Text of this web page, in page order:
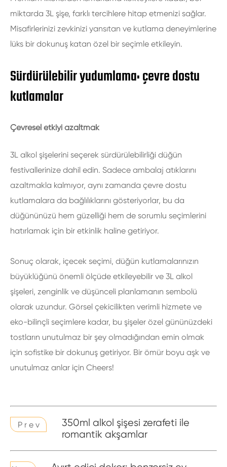
miktarda 3L şişe, farklı tercihlere hitap etmenizi sağlar.
Misafirlerinizi zevkinizi yansıtan ve kutlama deneyimlerine
lüks bir dokunuş katan özel bir seçimle etkileyin.
Sürdürülebilir yudumlama: çevre dostu
kutlamalar
Çevresel etkiyi azaltmak
3L alkol şişelerini seçerek sürdürülebilirliği düğün
festivallerinize dahil edin. Sadece ambalaj atıklarını
azaltmakla kalmıyor, aynı zamanda çevre dostu
kutlamalara da bağlılıklarını gösteriyorlar, bu da
düğününüzü hem güzelliği hem de sorumlu seçimlerini
hatırlamak için bir etkinlik haline getiriyor.
Sonuç olarak, içecek seçimi, düğün kutlamalarınızın
büyüklüğünü önemli ölçüde etkileyebilir ve 3L alkol
şişeleri, zenginlik ve düşünceli planlamanın sembolü
olarak uzundur. Görsel çekicilikten verimli hizmete ve
eko-bilinçli seçimlere kadar, bu şişeler özel gününüzdeki
tostların unutulmaz bir şey olmadığından emin olmak
için sofistike bir dokunuş getiriyor. Bir ömür boyu aşk ve
unutulmaz anlar için Cheers!
P r e v
350ml alkol şişesi zerafeti ile
romantik akşamlar